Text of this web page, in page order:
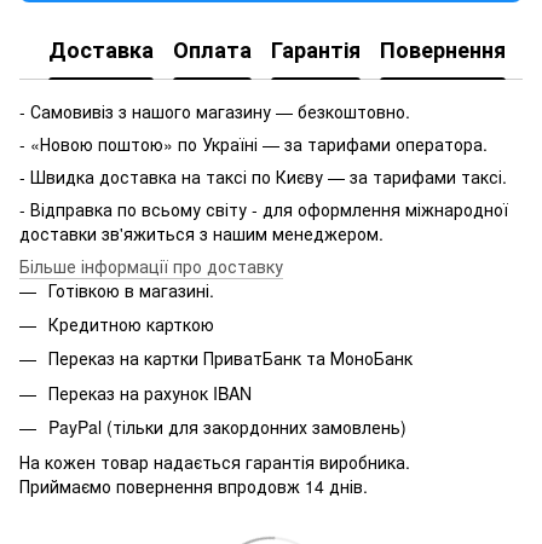
Доставка Оплата Гарантія Повернення
- Самовивіз з нашого магазину — безкоштовно.
- «Новою поштою» по Україні — за тарифами оператора.
- Швидка доставка на таксі по Києву — за тарифами таксі.
- Відправка по всьому світу - для оформлення міжнародної
доставки зв'яжиться з нашим менеджером.
Більше інформації про доставку
Готівкою в магазині.
Кредитною карткою
Переказ на картки ПриватБанк та МоноБанк
Переказ на рахунок IBAN
PayPal (тільки для закордонних замовлень)
На кожен товар надається гарантія виробника.
Приймаємо повернення впродовж 14 днів.